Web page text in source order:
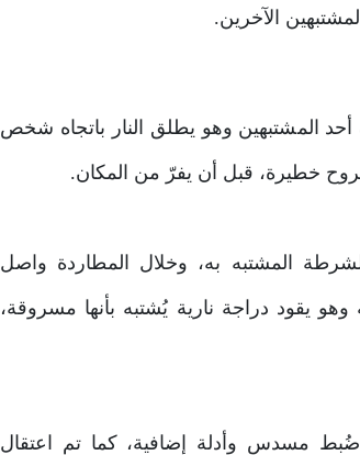
الآخرين.
المشتبهين وهو يطلق النار باتجاه شخص
خطيرة، قبل أن يفرّ من المكان.
المشتبه به، وخلال المطاردة واصل
وهو يقود دراجة نارية يُشتبه بأنها مسروقة،
ضُبط مسدس وأدلة إضافية، كما تم اعتقال